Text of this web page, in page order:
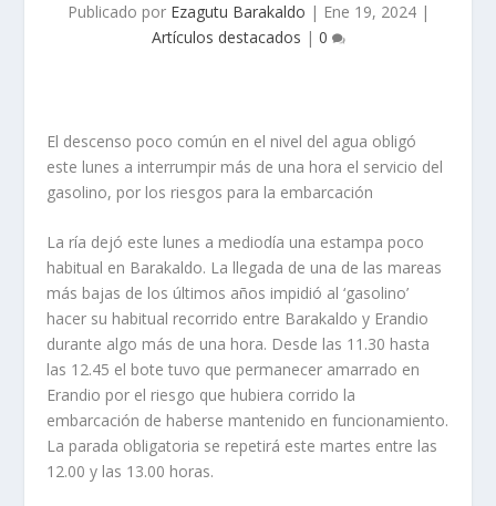
Publicado por Ezagutu Barakaldo | Ene 19, 2024|
Artículos destacados | 0
El descenso poco común en el nivel del agua obligó
este lunes a interrumpir más de una hora el servicio del
gasolino, por los riesgos para la embarcación
La ría dejó este lunes a mediodía una estampa poco
habitual en Barakaldo. La llegada de una de las mareas
más bajas de los últimos años impidió al ‘gasolino’
hacer su habitual recorrido entre Barakaldo y Erandio
durante algo más de una hora. Desde las 11.30 hasta
las 12.45 el bote tuvo que permanecer amarrado en
Erandio por el riesgo que hubiera corrido la
embarcación de haberse mantenido en funcionamiento.
La parada obligatoria se repetirá este martes entre las
12.00 y las 13.00 horas.